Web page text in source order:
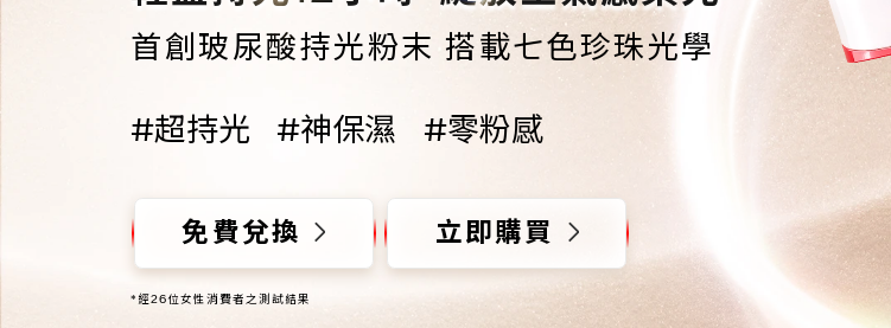
首創玻尿酸持光粉末 搭載七色珍珠光學
#超持光 #神保濕 #零粉感
免費兌換 立即購買
*經26位女性消費者之測試結果